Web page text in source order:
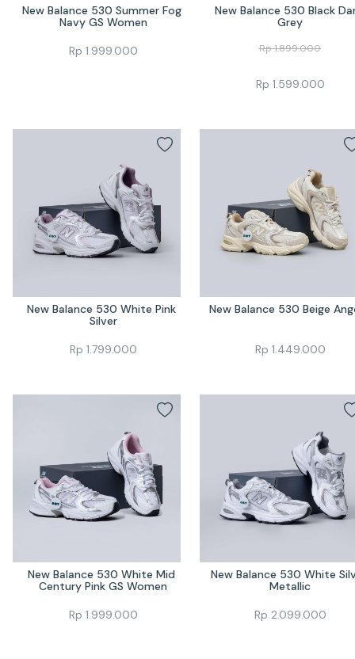
New Balance 530 Summer Fog
Navy GS Women
Rp 1.999.000
New Balance 530 Black
Grey
Rp1.899.000
Rp 1.599.000
New Balance 530 White Pink
Silver
Rp 1.799.000
New Balance 530 Beige
Rp 1.449.000
New Balance 530 White Mid
Century Pink GS Women
Rp 1.999.000
New Balance 530 White
Metallic
Rp 2.099.000